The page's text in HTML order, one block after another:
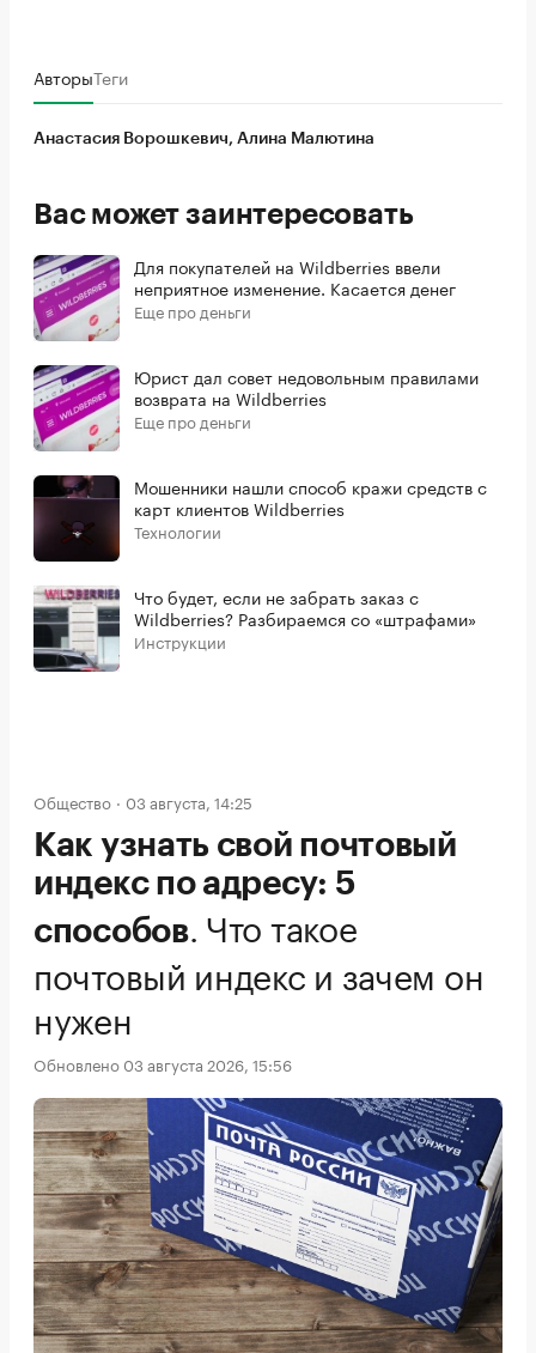
АвторыТеги
Анастасия Ворошкевич, Алина Малютина
Вас может заинтересовать
Для покупателей на Wildberries ввели
неприятное изменение. Касается денег
Еще про деньги
Юрист дал совет недовольным правилами
возврата на Wildberries
Еще про деньги
Мошенники нашли способ кражи средств с
карт клиентов Wildberries
Технологии
Что будет, если не забрать заказ с
Wildberries? Разбираемся со «штрафами»
Инструкции
Общество 03 августа, 14:25
Как узнать свой почтовый
индекс по адресу: 5
способов. Что такое
почтовый индекс и зачем он
нужен
Обновлено 03 августа 2026, 15:56